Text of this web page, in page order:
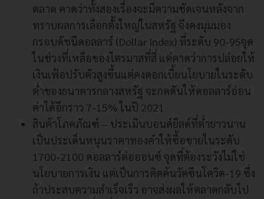
ตลาด คาดว่าทั้งสองเรื่องจะมีความชัดเจนหลังจาก
ทราบผลการเลือกตั้งใหญ่ในสหรัฐ จึงคงมุมมอง
กรอบดัชนีดอลลาร์ (Dollar Index) ที่ระดับ 90-95จุด
ในช่วงที่เหลือของไตรมาสที่สี่ แต่คาดว่าการปล่อยให้
เงินเฟ้อปรับตัวสูงขึ้นแต่คงดอกเบี้ยนโยบายในระดับ
ต่ำของธนาคารกลางสหรัฐ จะกดดันให้ดอลลาร์อ่อน
ค่าได้อีกราว 7-15% ในปี 2021
สินค้าโภคภัณฑ์ – ประเมินบอนด์ยีลด์ที่ต่ำยาวนาน
เป็นประเด็นหนุนราคาทองคำให้ซื้อขายในระดับ
1700-2100 ดอลลาร์ต่อออนซ์ จุดที่ต้องระวังไม่ใช่
นโยบายการเงิน แต่เป็นการคิดค้นวัคซีนโควิด-19 ซึ่ง
ถ้าประสบความสำเร็จเร็ว อาจส่งผลให้ตลาดกลับไป